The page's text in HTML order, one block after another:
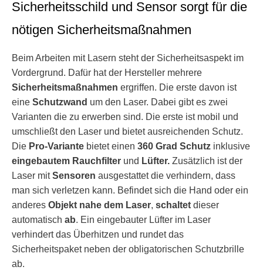
Sicherheitsschild und Sensor sorgt für die
nötigen Sicherheitsmaßnahmen
Beim Arbeiten mit Lasern steht der Sicherheitsaspekt im
Vordergrund. Dafür hat der Hersteller mehrere
Sicherheitsmaßnahmen ergriffen. Die erste davon ist
eine Schutzwand um den Laser. Dabei gibt es zwei
Varianten die zu erwerben sind. Die erste ist mobil und
umschließt den Laser und bietet ausreichenden Schutz.
Die Pro-Variante bietet einen 360 Grad Schutz inklusive
eingebautem Rauchfilter und Lüfter. Zusätzlich ist der
Laser mitSensoren ausgestattet die verhindern, dass
man sich verletzen kann. Befindet sich die Hand oder ein
anderes Objekt nahe dem Laser, schaltet dieser
automatisch ab. Ein eingebauter Lüfter im Laser
verhindert das Überhitzen und rundet das
Sicherheitspaket neben der obligatorischen Schutzbrille
ab.